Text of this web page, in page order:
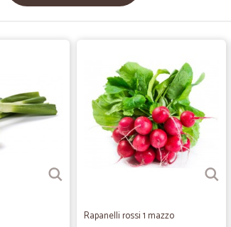
Rapanelli rossi 1 mazzo